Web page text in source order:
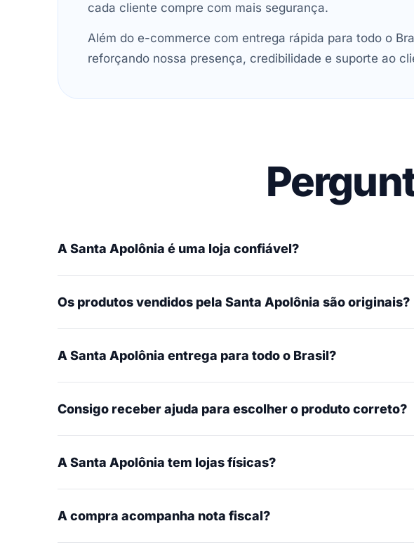
cada cliente compre com mais segurança.
Além do e-commerce com entrega rápida para todo o
reforçando nossa presença, credibilidade e suporte ao
A Santa Apolônia é uma loja confiável?
Os produtos vendidos pela Santa Apolônia são originais?
A Santa Apolônia entrega para todo o Brasil?
Consigo receber ajuda para escolher o produto correto?
A Santa Apolônia tem lojas físicas?
A compra acompanha nota fiscal?